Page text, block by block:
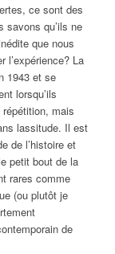
ce sont des
savons qu’ils ne
que nous
l’expérience? La
1943 et se
lorsqu’ils
mais
lassitude. Il est
de l’histoire et
petit bout de la
rares comme
(ou plutôt je
de